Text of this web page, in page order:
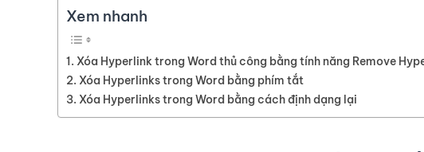
Xem nhanh
Xóa Hyperlink trong Word thủ công bằng tính năng Remove
Xóa Hyperlinks trong Word bằng phím tắt
Xóa Hyperlinks trong Word bằng cách định dạng lại